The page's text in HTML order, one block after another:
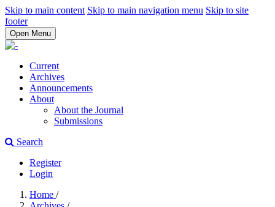
Skip to main content Skip to main navigation menu Skip to site
footer
Open Menu
Current
Archives
Announcements
About
About the Journal
Submissions
Search
Register
Login
Home /